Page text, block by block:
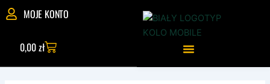
Skip
to
MOJE KONTO
0,00złWózek